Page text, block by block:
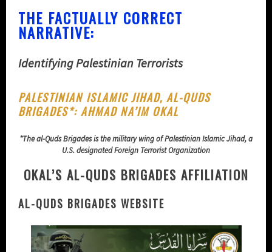
THE FACTUALLY CORRECT
NARRATIVE:
Identifying Palestinian Terrorists
PALESTINIAN ISLAMIC JIHAD, AL-QUDS
BRIGADES*: AHMAD NA’IM OKAL
*The al-Quds Brigades is the military wing of Palestinian Islamic Jihad, a
U.S. designated Foreign Terrorist Organization
OKAL’S AL-QUDS BRIGADES AFFILIATION
AL-QUDS BRIGADES WEBSITE